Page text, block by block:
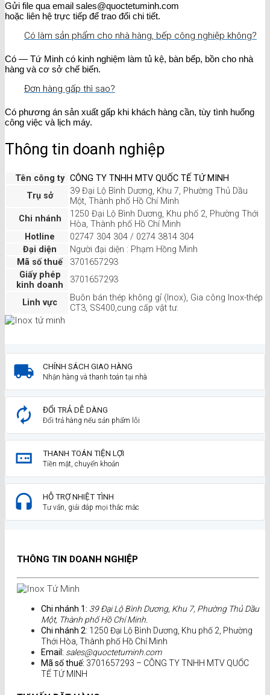
Gửi file qua email sales@quoctetuminh.com
hoặc liên hệ trực tiếp để trao đổi chi tiết.
Có làm sản phẩm cho nhà hàng, bếp công nghiệp không?
Có — Tứ Minh có kinh nghiệm làm tủ kệ, bàn bếp, bồn cho nhà
hàng và cơ sở chế biến.
Đơn hàng gấp thì sao?
Có phương án sản xuất gấp khi khách hàng cần, tùy tình huống
công việc và lịch máy.
Thông tin doanh nghiệp
Tên công ty CÔNG TY TNHH MTV QUỐC TẾ TỨ MINH
Trụ sở
39 Đại Lộ Bình Dương, Khu 7, Phường Thủ Dầu
Một, Thành phố Hồ Chí Minh
Chi nhánh
1250 Đại Lộ Bình Dương, Khu phố 2, Phường Thới
Hòa, Thành phố Hồ Chí Minh
Hotline
02747 304 304 / 0274 3814 304
Đại diện
Người đại diện : Phạm Hồng Minh
Mã số thuế
3701657293
Giấy phép
kinh doanh
3701657293
Linh vực
Buôn bán thép không gỉ (Inox), Gia công Inox-thép
CT3, SS400,cung cấp vật tư.
CHÍNH SÁCH GIAO HÀNG
Nhận hàng và thanh toán tại nhà
ĐỔI TRẢ DỄ DÀNG
Đổi trả hàng nếu sản phẩm lỗi
THANH TOÁN TIỆN LỢI
Tiền mặt, chuyển khoản
HỖ TRỢ NHIỆT TÌNH
Tư vấn, giải đáp mọi thắc mắc
THÔNG TIN DOANH NGHIỆP
Chi nhánh 1: 39 Đại Lộ Bình Dương, Khu 7, Phường Thủ Dầu
Một, Thành phố Hồ Chí Minh.
Chi nhánh 2: 1250 Đại Lộ Bình Dương, Khu phố 2, Phường
Thới Hòa, Thành phố Hồ Chí Minh
Email: sales@quoctetuminh.com
Mã số thuế: 3701657293 – CÔNG TY TNHH MTV QUỐC
TẾ TỨ MINH